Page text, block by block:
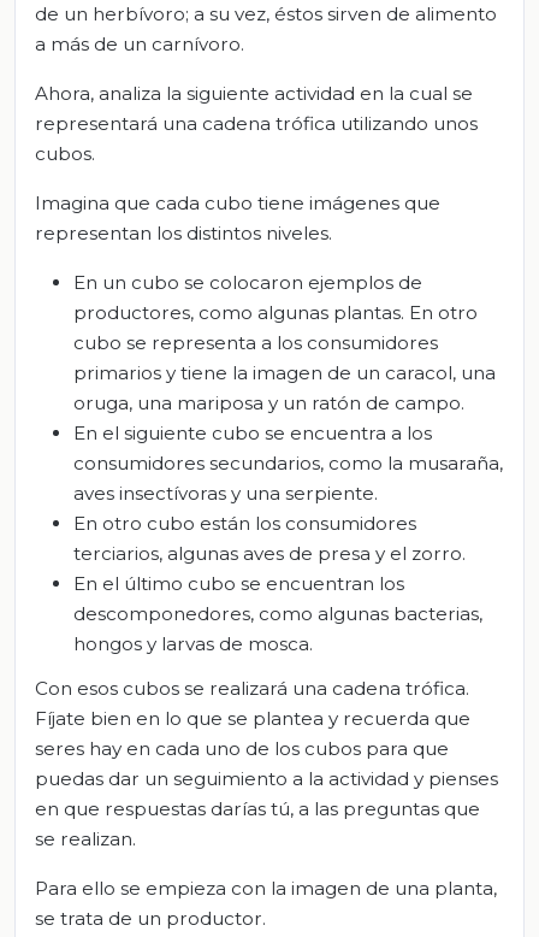
de un herbívoro; a su vez, éstos sirven de alimento
a más de un carnívoro.
Ahora, analiza la siguiente actividad en la cual se
representará una cadena trófica utilizando unos
cubos.
Imagina que cada cubo tiene imágenes que
representan los distintos niveles.
En un cubo se colocaron ejemplos de
productores, como algunas plantas. En otro
cubo se representa a los consumidores
primarios y tiene la imagen de un caracol, una
oruga, una mariposa y un ratón de campo.
En el siguiente cubo se encuentra a los
consumidores secundarios, como la musaraña,
aves insectívoras y una serpiente.
En otro cubo están los consumidores
terciarios, algunas aves de presa y el zorro.
En el último cubo se encuentran los
descomponedores, como algunas bacterias,
hongos y larvas de mosca.
Con esos cubos se realizará una cadena trófica.
Fíjate bien en lo que se plantea y recuerda que
seres hay en cada uno de los cubos para que
puedas dar un seguimiento a la actividad y pienses
en que respuestas darías tú, a las preguntas que
se realizan.
Para ello se empieza con la imagen de una planta,
se trata de un productor.